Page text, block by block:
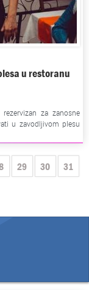
u restoranu
za zanosne
u zavodljivom plesu
29 30
31